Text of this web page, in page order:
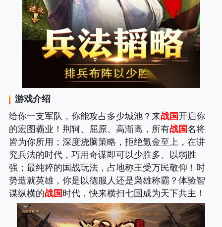
游戏介绍
给你一支军队，你能攻占多少城池？来战国开启你
的宏图霸业！荆轲、屈原、高渐离，所有战国名将
皆为你所用；深度烧脑策略，拒绝氪金至上，在讲
究兵法的时代，巧用奇谋即可以少胜多、以弱胜
强；最纯粹的国战玩法，占地称王受万民敬仰！时
势造就英雄，你是以德服人还是枭雄称霸？体验智
谋纵横的战国 时代，快来横扫七国成为天下共主！